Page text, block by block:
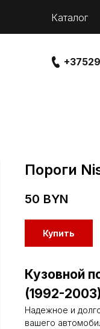
Каталог
Пороги
50 BYN
Купить
Кузовной
(1992-
Надежное и
вашего